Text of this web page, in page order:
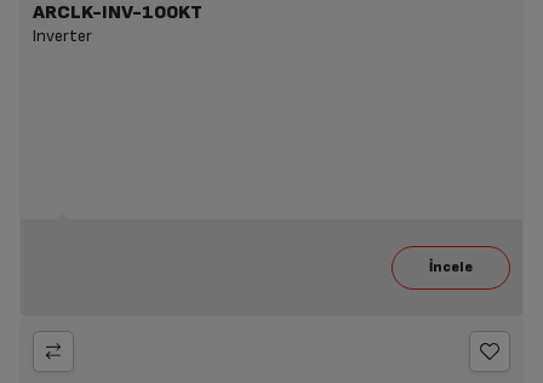
ARCLK-INV-100KT
Inverter